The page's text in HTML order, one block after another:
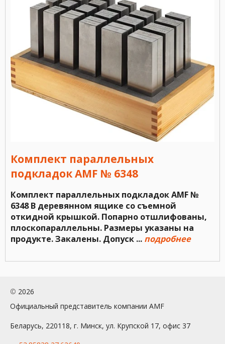
Комплект параллельных
подкладок AMF № 6348
Комплект параллельных подкладок AMF №
6348 В деревянном ящике со съемной
откидной крышкой. Попарно отшлифованы,
плоскопараллельны. Размеры указаны на
продукте. Закалены. Допуск ... подробнее
© 2026
Официальный представитель компании AMF
Беларусь, 220118, г. Минск, ул. Крупской 17, офис 37